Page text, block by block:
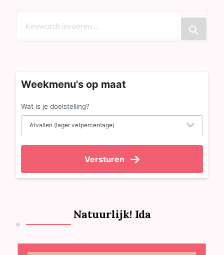
zoek
Weekmenu's op maat
Wat is je doelstelling?
Versturen
Natuurlijk! Ida